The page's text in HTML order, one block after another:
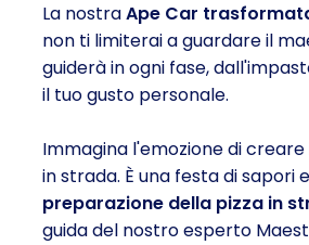
La nostraApe Car
non ti limiterai a guardare il
guiderà in ogni fase,
il tuo gusto personale.
Immagina l'emozione di
in strada. È una festa di sapori
preparazione della pizza in
guida del nostro esperto